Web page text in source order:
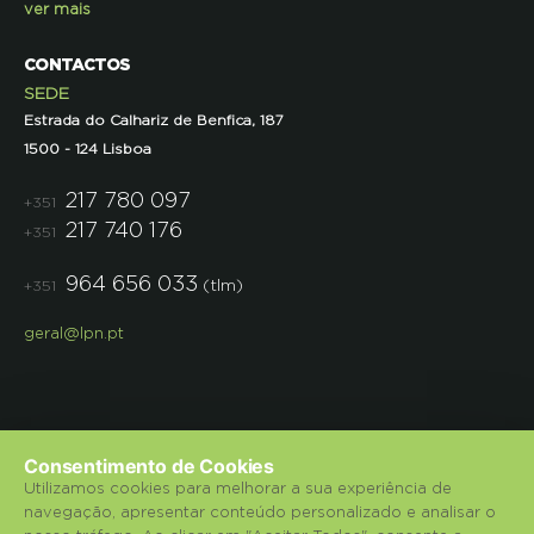
ver mais
CONTACTOS
SEDE
Estrada do Calhariz de Benfica, 187
1500 - 124 Lisboa
+351 217 780 097
+351 217 740 176
+351 964 656 033 (tlm)
geral@lpn.pt
© 2018 Liga para a Protecção da Natureza.
Consentimento de Cookies
Utilizamos cookies para melhorar a sua experiência de
navegação, apresentar conteúdo personalizado e analisar o